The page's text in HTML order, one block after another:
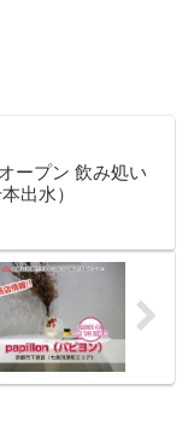
ープン 飲み処い
出水）